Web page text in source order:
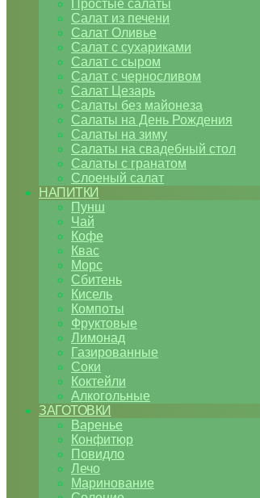
Простые салаты
Салат из печени
Салат Оливье
Салат с сухариками
Салат с сыром
Салат с черносливом
Салат Цезарь
Салаты без майонеза
Салаты на День Рождения
Салаты на зиму
Салаты на свадебный стол
Салаты с гранатом
Слоеный салат
НАПИТКИ
Пунш
Чай
Кофе
Квас
Морс
Сбитень
Кисель
Компоты
Фруктовые
Лимонад
Газированные
Соки
Коктейли
Алкогольные
ЗАГОТОВКИ
Варенье
Конфитюр
Повидло
Лечо
Маринование